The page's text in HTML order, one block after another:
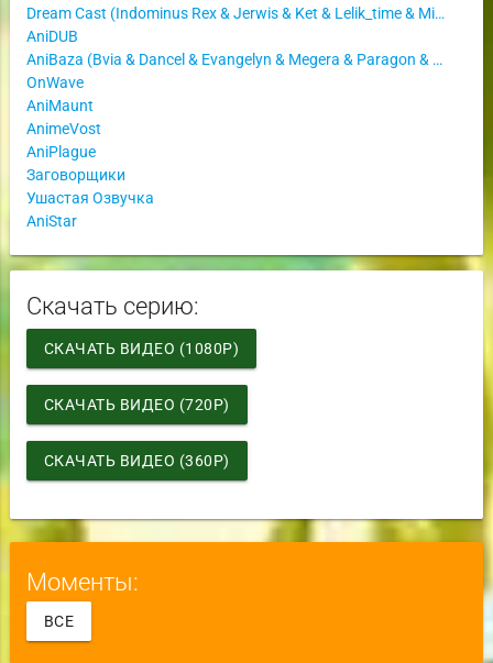
Dream Cast (Indominus Rex & Jerwis & Ket & Lelik_time & Mirona & Orru)
AniDUB
AniBaza (Bvia & Dancel & Evangelyn & Megera & Paragon & Zariko)
OnWave
AniMaunt
AnimeVost
AniPlague
Заговорщики
Ушастая Озвучка
AniStar
Скачать серию:
СКАЧАТЬ ВИДЕО (1080P)
СКАЧАТЬ ВИДЕО (720P)
СКАЧАТЬ ВИДЕО (360P)
Моменты:
ВСЕ